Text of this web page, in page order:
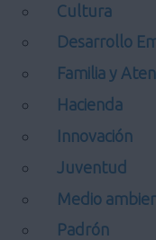
Cultura
Desarrollo
Familia y
Hacienda
Innovación
Juventud
Medio
Padrón